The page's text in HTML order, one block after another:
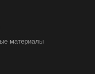
материалы